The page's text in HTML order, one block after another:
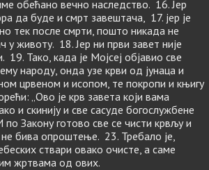
обећано вечно наследство. 16. Јер
да буде и смрт завештача, 17. јер је
тек после смрти, пошто никада не
у животу. 18. Јер ни први завет није
19. Тако, када је Мојсеј објавио све
народу, онда узе крви од јунаца и
црвеном и исопом, те покропи и књигу
„Ово је крв завета који вама
и скинију и све сасуде богослужбене
Закону готово све се чисти крвљу и
бива опроштење. 23. Требало је,
ствари овако очисте, а саме
жртвама од ових.